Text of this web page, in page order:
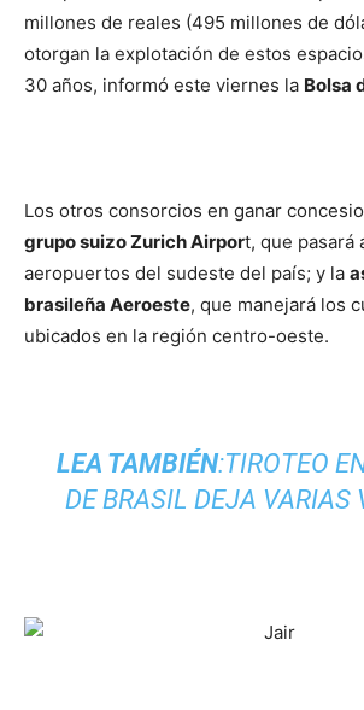
millones de reales (495 millones de
otorgan la explotación de estos
30 años, informó este viernes la Bolsa
Los otros consorcios en ganar
grupo suizo Zurich Airport, que pasará
aeropuertos del sudeste del país; y la
brasileña Aeroeste, que manejará los
ubicados en la región centro-oeste.
LEA TAMBIÉN:TIROTEO
DE BRASIL DEJA VARIAS